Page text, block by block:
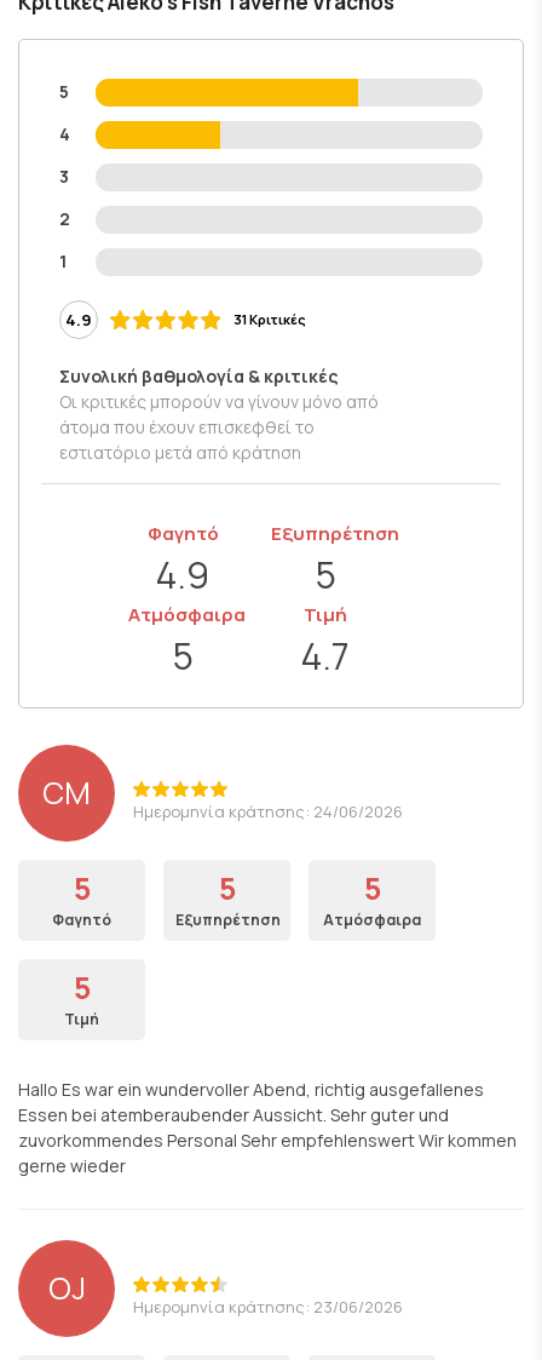
5
4
3
2
1
4.9 31 Κριτικές
Συνολική βαθμολογία & κριτικές
Οι κριτικές μπορούν να γίνουν μόνο από
άτομα που έχουν επισκεφθεί το
εστιατόριο μετά από κράτηση
Φαγητό
4.9
Εξυπηρέτηση
5
Ατμόσφαιρα
5
Τιμή
4.7
CM Ημερομηνία κράτησης: 24/06/2026
5
Φαγητό
5
Εξυπηρέτηση
5
Ατμόσφαιρα
5
Τιμή
Hallo Es war ein wundervoller Abend, richtig ausgefallenes
Essen bei atemberaubender Aussicht. Sehr guter und
zuvorkommendes Personal Sehr empfehlenswert Wir kommen
gerne wieder
OJ Ημερομηνία κράτησης: 23/06/2026